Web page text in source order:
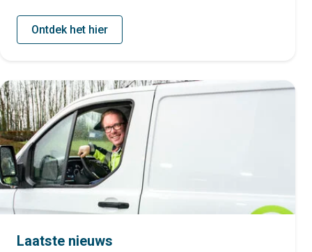
Ontdek het hier
Laatste nieuws